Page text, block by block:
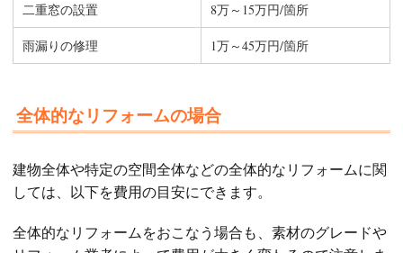
二重窓の設置 8万～15万円/箇所
雨漏りの修理 1万～45万円/箇所
全体的なリフォームの場合
建物全体や特定の空間全体などの全体的なリフォームに関
しては、以下を費用の目安にできます。
全体的なリフォームをおこなう場合も、素材のグレードや